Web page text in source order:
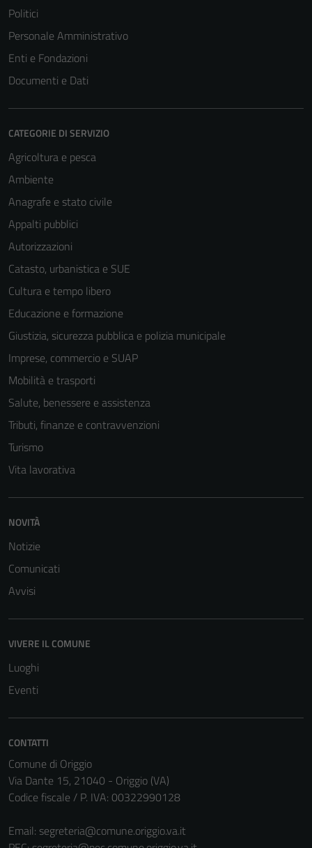
Politici
Personale Amministrativo
Enti e Fondazioni
Documenti e Dati
CATEGORIE DI SERVIZIO
Agricoltura e pesca
Ambiente
Anagrafe e stato civile
Appalti pubblici
Autorizzazioni
Catasto, urbanistica e SUE
Cultura e tempo libero
Educazione e formazione
Giustizia, sicurezza pubblica e polizia municipale
Imprese, commercio e SUAP
Mobilità e trasporti
Salute, benessere e assistenza
Tributi, finanze e contravvenzioni
Turismo
Vita lavorativa
NOVITÀ
Notizie
Comunicati
Avvisi
VIVERE IL COMUNE
Luoghi
Eventi
CONTATTI
Comune di Origgio
Via Dante 15, 21040 - Origgio (VA)
Codice fiscale / P. IVA: 00322990128
Email: segreteria@comune.origgio.va.it
disabilitati.